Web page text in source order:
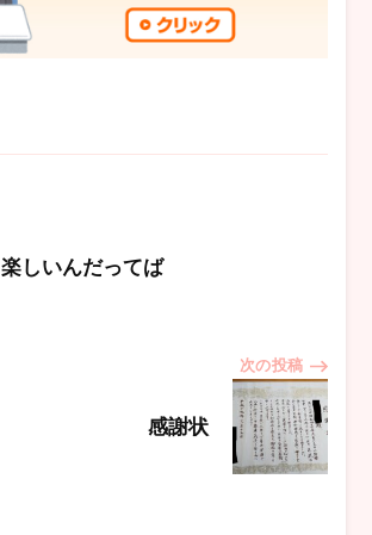
楽しいんだってば
次の投稿
感謝状